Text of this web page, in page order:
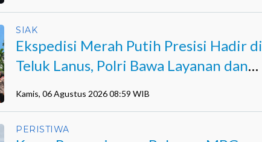
SIAK
Ekspedisi Merah Putih Presisi Hadir di
Teluk Lanus, Polri Bawa Layanan dan
Kamis, 06 Agustus 2026 08:59 WIB
PERISTIWA